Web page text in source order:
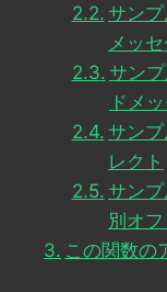
サン
メッ
サン
ドメ
サン
レクト
サン
別オ
この関数の